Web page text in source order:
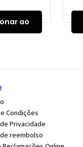
ao
Condições
Privacidade
reembolso